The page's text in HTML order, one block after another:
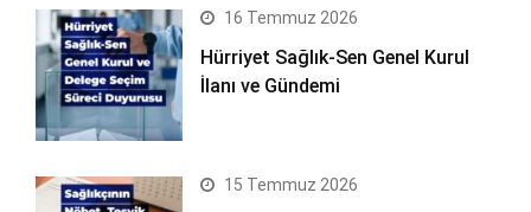
16 Temmuz 2026
Hürriyet Sağlık-Sen Genel Kurul
İlanı ve Gündemi
15 Temmuz 2026